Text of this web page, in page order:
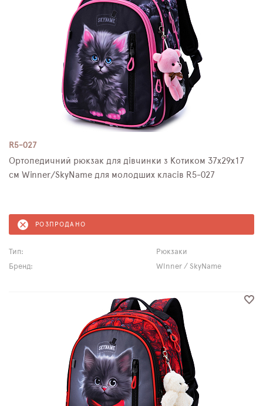
R5-027
Ортопедичний рюкзак для дівчинки з Котиком 37х29х17
см Winner/SkyName для молодших класів R5-027
РОЗПРОДАНО
Тип:
Рюкзаки
Бренд:
Winner / SkyName